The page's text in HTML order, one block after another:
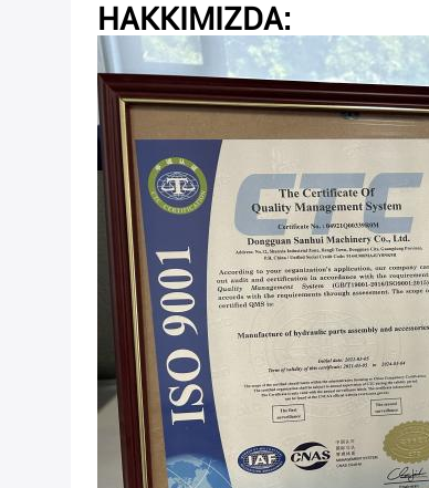
HAKKIMIZDA: